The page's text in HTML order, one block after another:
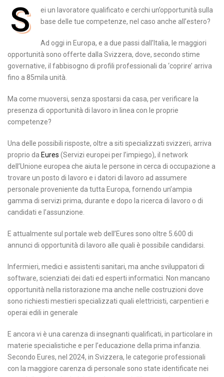
S ei un lavoratore qualificato e cerchi un’opportunità sulla
base delle tue competenze, nel caso anche all’estero?
Ad oggi in Europa, e a due passi dall’Italia, le maggiori
opportunità sono offerte dalla Svizzera, dove, secondo stime
governative, il fabbisogno di profili professionali da ‘coprire’ arriva
fino a 85mila unità.
Ma come muoversi, senza spostarsi da casa, per verificare la
presenza di opportunità di lavoro in linea con le proprie
competenze?
Una delle possibili risposte, oltre a siti specializzati svizzeri, arriva
proprio da Eures (Servizi europei per l’impiego), il network
dell’Unione europea che aiuta le persone in cerca di occupazione a
trovare un posto di lavoro e i datori di lavoro ad assumere
personale proveniente da tutta Europa, fornendo un’ampia
gamma di servizi prima, durante e dopo la ricerca di lavoro o di
candidati e l’assunzione.
E attualmente sul portale web dell’Eures sono oltre 5.600 di
annunci di opportunità di lavoro alle quali è possibile candidarsi.
Infermieri, medici e assistenti sanitari, ma anche sviluppatori di
software, scienziati dei dati ed esperti informatici. Non mancano
opportunità nella ristorazione ma anche nelle costruzioni dove
sono richiesti mestieri specializzati quali elettricisti, carpentieri e
operai edili in generale
E ancora vi è una carenza di insegnanti qualificati, in particolare in
materie specialistiche e per l’educazione della prima infanzia.
Secondo Eures, nel 2024, in Svizzera, le categorie professionali
con la maggiore carenza di personale sono state identificate nei